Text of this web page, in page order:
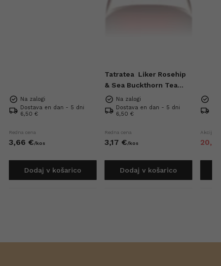
Na zalogi
Dostava en dan - 5 dni
6,50 €
Redna cena
3,66 €/kos
Dodaj v košarico
Tatratea Liker Rosehip
& Sea Buckthorn Tea
Mini 57% 0,04l
Na zalogi
Dostava en dan - 5 dni
6,50 €
Redna cena
3,17 €/kos
Dodaj v košarico
Akcijska
20,